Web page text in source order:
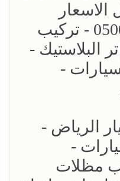
الاسعار
المناسبه - 0500559613 - تركيب
البلاستيك -
-
الرياض -
-
- تركيب مظلات